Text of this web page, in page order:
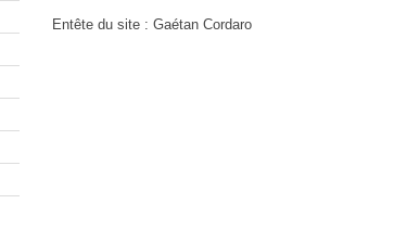
Entête du site : Gaétan Cordaro